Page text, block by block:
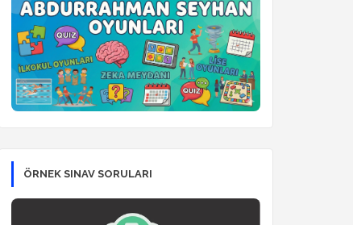
ÖRNEK SINAV SORULARI